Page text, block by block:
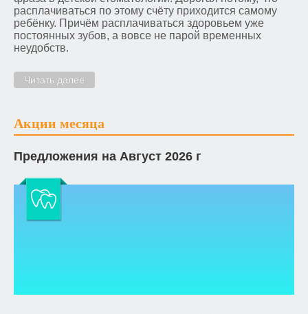
расплачиваться по этому счёту приходится самому
ребёнку. Причём расплачиваться здоровьем уже
постоянных зубов, а вовсе не парой временных
неудобств.
Читать далее
Акции месяца
Предложения на Август 2026 г